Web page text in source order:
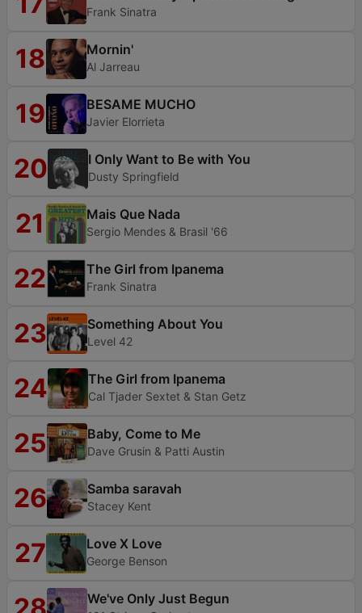
Frank Sinatra
18 Mornin'
Al Jarreau
19 BESAME MUCHO
Javier Elorrieta
20 I Only Want to Be with You
Dusty Springfield
21 Mais Que Nada
Sergio Mendes & Brasil '66
22 The Girl from Ipanema
Frank Sinatra
23 Something About You
Level 42
24 The Girl from Ipanema
Cal Tjader Sextet & Stan Getz
25 Baby, Come to Me
Dave Grusin & Patti Austin
26 Samba saravah
Stacey Kent
27 Love X Love
George Benson
We've Only Just Begun